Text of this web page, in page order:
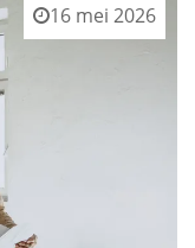
16 mei 2026